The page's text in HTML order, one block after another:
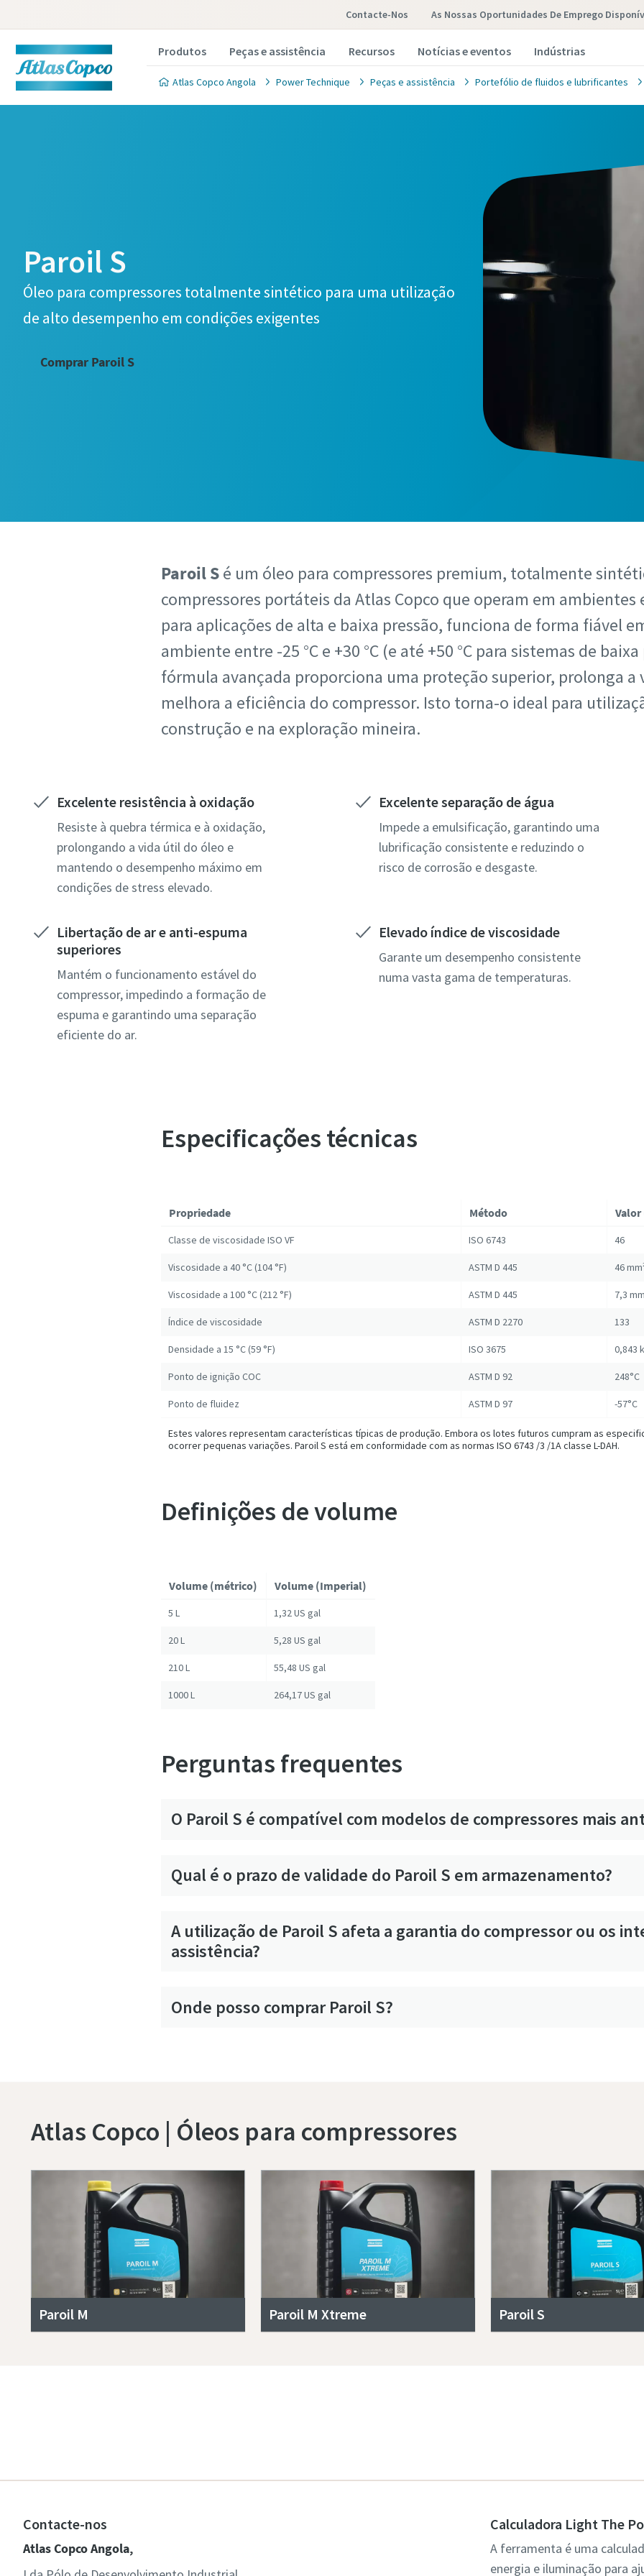
Contacte-Nos As Nossas Oportunidades De Emprego
Produtos Peças e assistência Recursos Notícias e eventos Indústrias
Atlas Copco Angola Power Technique Peças e assistência Portefólio de fluidos e lubrificantes
Paroil S
Óleo para compressores totalmente sintético para uma utilização
de alto desempenho em condições exigentes
Comprar Paroil S
Paroil Sé um óleo para compressores premium, totalmente
compressores portáteis da Atlas Copco que operam em ambientes
para aplicações de alta e baixa pressão, funciona de forma fiável
ambiente entre -25 °C e +30 °C (e até +50 °C para sistemas de
fórmula avançada proporciona uma proteção superior, prolonga a
melhora a eficiência do compressor. Isto torna-o ideal para
construção e na exploração mineira.
Excelente resistência à oxidação
Resiste à quebra térmica e à oxidação,
prolongando a vida útil do óleo e
mantendo o desempenho máximo em
condições de stress elevado.
Excelente separação de água
Impede a emulsificação, garantindo uma
lubrificação consistente e reduzindo o
risco de corrosão e desgaste.
Libertação de ar e anti-espuma
superiores
Mantém o funcionamento estável do
compressor, impedindo a formação de
espuma e garantindo uma separação
eficiente do ar.
Elevado índice de viscosidade
Garante um desempenho consistente
numa vasta gama de temperaturas.
Especificações técnicas
Propriedade Método
Classe de viscosidade ISO VF ISO 6743 46
Viscosidade a 40 °C (104 °F) ASTM D 445 46
Viscosidade a 100 °C (212 °F) ASTM D 445 7,3
Índice de viscosidade ASTM D 2270 133
Densidade a 15 °C (59 °F) ISO 3675 0,843
Ponto de ignição COC ASTM D 92 248°C
Ponto de fluidez ASTM D 97 -57°C
Estes valores representam características típicas de produção. Embora os lotes futuros cumpram as
ocorrer pequenas variações. Paroil S está em conformidade com as normas ISO 6743 /3 /1A classe L-DAH.
Definições de volume
Volume (métrico) Volume (Imperial)
5 L 1,32 US gal
20 L 5,28 US gal
210 L 55,48 US gal
1000 L 264,17 US gal
Perguntas frequentes
O Paroil S é compatível com modelos de compressores mais
Qual é o prazo de validade do Paroil S em armazenamento?
A utilização de Paroil S afeta a garantia do compressor ou os
assistência?
Onde posso comprar Paroil S?
Atlas Copco | Óleos para compressores
Paroil M Paroil M Xtreme Paroil S
Contacte-nos
Atlas Copco Angola,
Calculadora Light The
A ferramenta é uma
energia e iluminação para